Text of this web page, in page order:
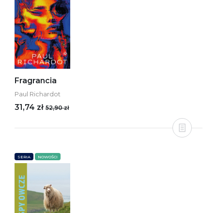
Fragrancia
Paul Richardot
31,74 zł 52,90 zł
SERIA NOWOŚCI